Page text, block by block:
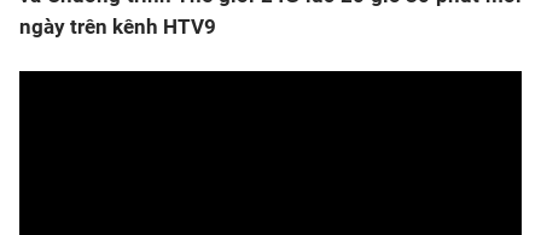
ngày trên kênh HTV9